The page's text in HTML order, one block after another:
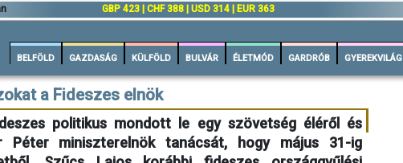
GBP 423 | CHF 388 | USD 314 | EUR 363
BELFÖLD GAZDASÁG KÜLFÖLD BULVÁR ÉLETMÓD GARDRÓB GYEREKVILÁG
a Fideszes elnök
politikus mondott le egy szövetség éléről és
Péter miniszterelnök tanácsát, hogy május 31-ig